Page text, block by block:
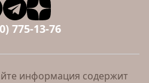
775-13-76
информация содержит